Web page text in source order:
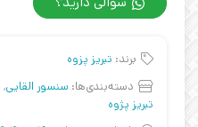
برند: تبریز پزوه
دسته‌بندی‌ها: سنسور القایی,
تبریز پژوه